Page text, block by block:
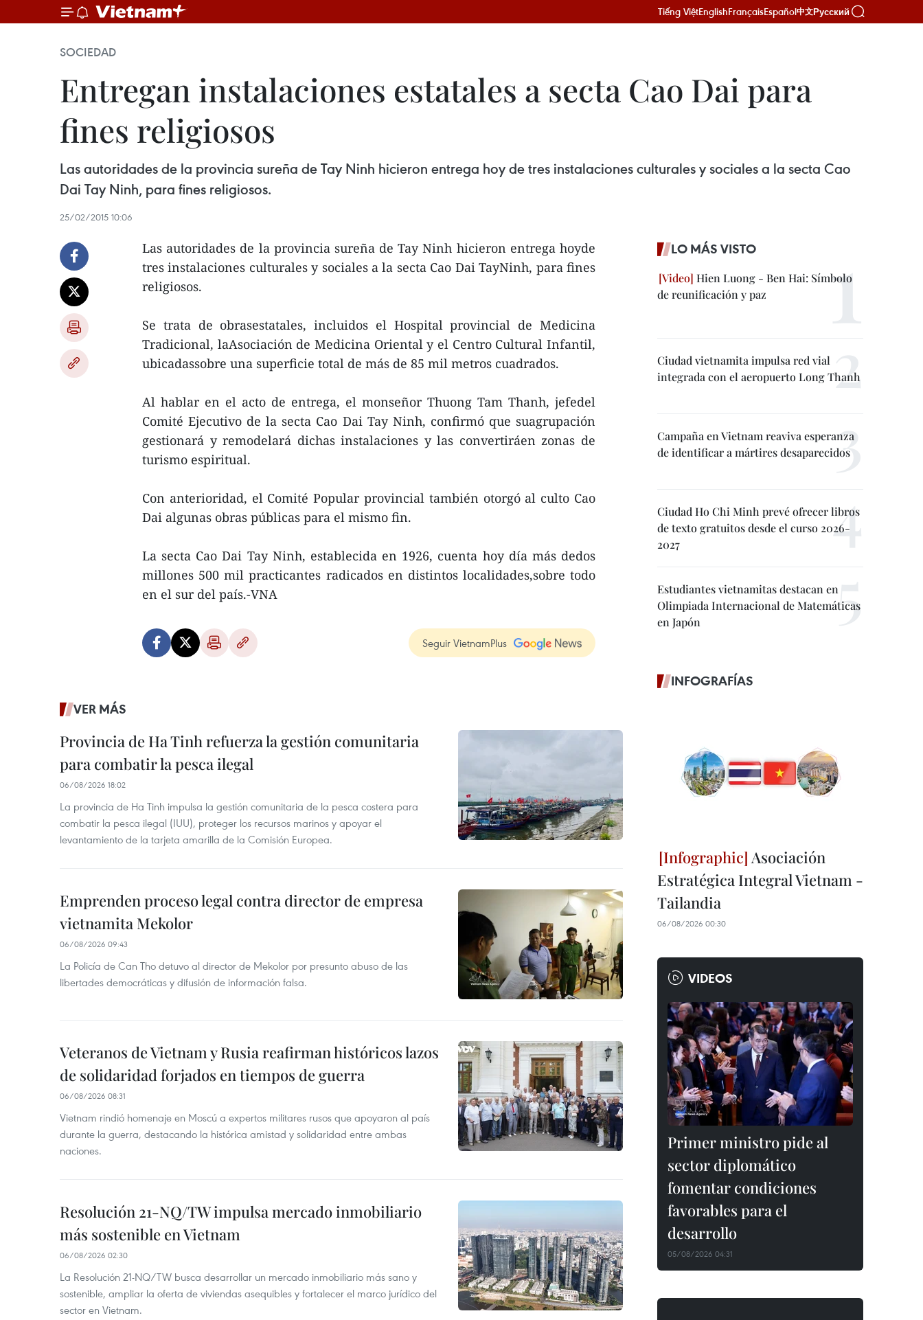
Tiếng ViệtEnglishFrançaisEspañol中文Русский
SOCIEDAD
Entregan instalaciones estatales a secta Cao Dai para
fines religiosos
Las autoridades de la provincia sureña de Tay Ninh hicieron entrega hoy de tres instalaciones culturales y sociales a la secta Cao
Dai Tay Ninh, para fines religiosos.
25/02/2015 10:06
Las autoridades de la provincia sureña de Tay Ninh hicieron entrega hoyde
tres instalaciones culturales y sociales a la secta Cao Dai TayNinh, para fines
religiosos.
Se trata de obrasestatales, incluidos el Hospital provincial de Medicina
Tradicional, laAsociación de Medicina Oriental y el Centro Cultural Infantil,
ubicadassobre una superficie total de más de 85 mil metros cuadrados.
Al hablar en el acto de entrega, el monseñor Thuong Tam Thanh, jefedel
Comité Ejecutivo de la secta Cao Dai Tay Ninh, confirmó que suagrupación
gestionará y remodelará dichas instalaciones y las convertiráen zonas de
turismo espiritual.
Con anterioridad, el Comité Popular provincial también otorgó al culto Cao
Dai algunas obras públicas para el mismo fin.
La secta Cao Dai Tay Ninh, establecida en 1926, cuenta hoy día más dedos
millones 500 mil practicantes radicados en distintos localidades,sobre todo
en el sur del país.-VNA
Seguir VietnamPlus
VER MÁS
Provincia de Ha Tinh refuerza la gestión comunitaria
para combatir la pesca ilegal
06/08/2026 18:02
La provincia de Ha Tinh impulsa la gestión comunitaria de la pesca costera para
combatir la pesca ilegal (IUU), proteger los recursos marinos y apoyar el
levantamiento de la tarjeta amarilla de la Comisión Europea.
Emprenden proceso legal contra director de empresa
vietnamita Mekolor
06/08/2026 09:43
La Policía de Can Tho detuvo al director de Mekolor por presunto abuso de las
libertades democráticas y difusión de información falsa.
Veteranos de Vietnam y Rusia reafirman históricos lazos
de solidaridad forjados en tiempos de guerra
06/08/2026 08:31
Vietnam rindió homenaje en Moscú a expertos militares rusos que apoyaron al país
durante la guerra, destacando la histórica amistad y solidaridad entre ambas
naciones.
Resolución 21-NQ/TW impulsa mercado inmobiliario
más sostenible en Vietnam
06/08/2026 02:30
La Resolución 21-NQ/TW busca desarrollar un mercado inmobiliario más sano y
sostenible, ampliar la oferta de viviendas asequibles y fortalecer el marco jurídico del
sector en Vietnam.
LO MÁS VISTO
Hien Luong - Ben Hai: Símbolo
de reunificación y paz
Ciudad vietnamita impulsa red vial
integrada con el aeropuerto Long Thanh
Campaña en Vietnam reaviva esperanza
de identificar a mártires desaparecidos
Ciudad Ho Chi Minh prevé ofrecer libros
de texto gratuitos desde el curso 2026-
2027
Estudiantes vietnamitas destacan en
Olimpiada Internacional de Matemáticas
en Japón
INFOGRAFÍAS
Asociación
Estratégica Integral Vietnam -
Tailandia
06/08/2026 00:30
VIDEOS
Primer ministro pide al
sector diplomático
fomentar condiciones
favorables para el
desarrollo
05/08/2026 04:31